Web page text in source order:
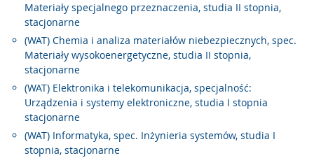
Materiały specjalnego przeznaczenia, studia II stopnia,
stacjonarne
(WAT) Chemia i analiza materiałów niebezpiecznych, spec.
Materiały wysokoenergetyczne, studia II stopnia,
stacjonarne
(WAT) Elektronika i telekomunikacja, specjalność:
Urządzenia i systemy elektroniczne, studia I stopnia
stacjonarne
(WAT) Informatyka, spec. Inżynieria systemów, studia I
stopnia, stacjonarne